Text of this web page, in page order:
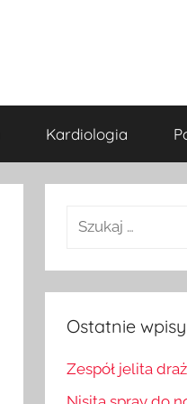
Kardiologia
Szukaj:
Ostatnie wpisy
Zespół jelita